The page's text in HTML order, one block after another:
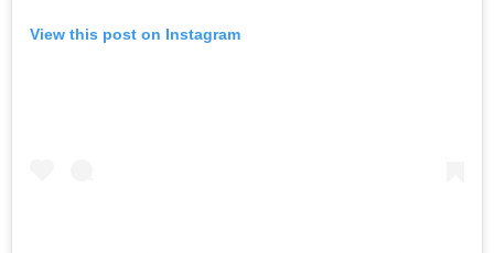
View this post on Instagram